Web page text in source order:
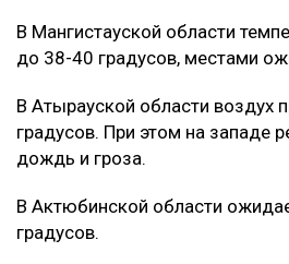
В Мангистауской области
до 38-40 градусов, местами
В Атырауской области воздух
градусов. При этом на западе
дождь и гроза.
В Актюбинской области
градусов.